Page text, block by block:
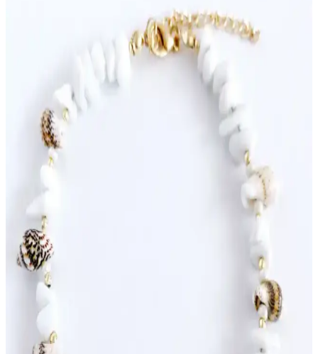
tasarımlarla öne çıkar. Gümüş ve altın kaplama seçenekleriyle
dayanıklı ve şık, günlük ve özel kullanım için ideal. Takı trendlerini
Kırmızı Kalpli Halhal Seçenekleri ve Güncel Moda
Trendleri Hakkında Detaylı Bilgi
Kırmızı kalpli halhal modelleri, şıklık ve duygusallık sunar. Metal
veya plastik seçenekleriyle her tarza uygun, günlük veya özel
kullanıma uygun aksesuarlar hakkında detaylar burada.
Yeni Trendy Halhal Modelleri ve Güncel Tasarım
Güncel halhal modelleri, minimal ve şık tasarımlar, teknolojik
entegrasyonlar ve kişiselleştirilebilir özelliklerle modern takı
trendlerini yansıtıyor.
Halhal Tasarımında Renk ve Şeklin Önemi:
Turkuaz ve Kırmızı Renklerin Anlamları ve
Kullanım Farklılıkları
Halhal tasarımında turkuaz ve kırmızı renklerin anlamları, malzeme
ve şekil detaylarıyla farklı duyguları ve mesajları ileten tasarımların
özelliklerini keşfedin.